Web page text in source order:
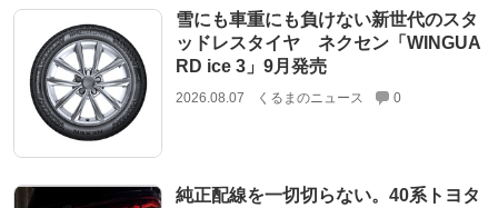
雪にも車重にも負けない新世代のスタ
ッドレスタイヤ ネクセン「WINGUA
RD ice 3」9月発売
2026.08.07 くるまのニュース 0
純正配線を一切切らない。40系トヨタ